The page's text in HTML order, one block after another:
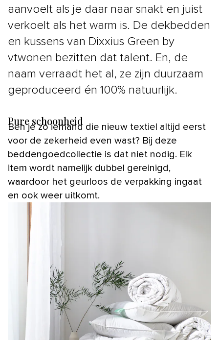
aanvoelt als je daar naar snakt en juist
verkoelt als het warm is. De dekbedden
en kussens van Dixxius Green by
vtwonen bezitten dat talent. En, de
naam verraadt het al, ze zijn duurzaam
geproduceerd én 100% natuurlijk.
Pure schoonheid
Ben je zo iemand die nieuw textiel altijd eerst
voor de zekerheid even wast? Bij deze
beddengoedcollectie is dat niet nodig. Elk
item wordt namelijk dubbel gereinigd,
waardoor het geurloos de verpakking ingaat
en ook weer uitkomt.